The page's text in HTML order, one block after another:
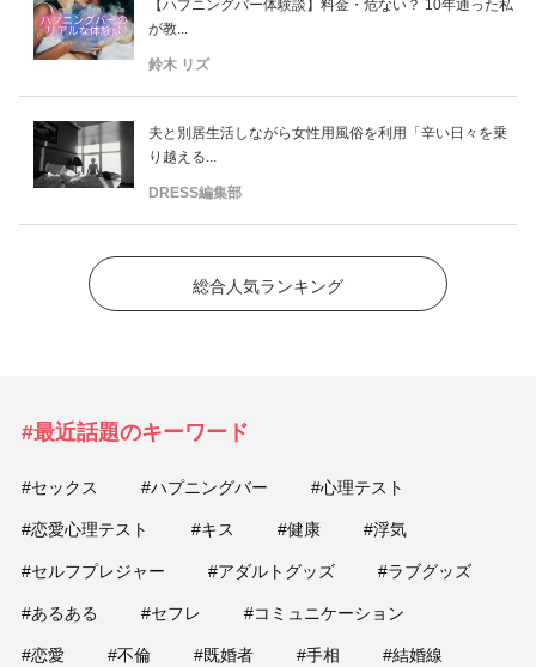
【ハプニングバー体験談】料金・危ない？ 10年通った私
が教...
鈴木 リズ
夫と別居生活しながら女性用風俗を利用「辛い日々を乗
り越える...
DRESS編集部
総合人気ランキング
#最近話題のキーワード
#セックス #ハプニングバー #心理テスト
#恋愛心理テスト #キス #健康 #浮気
#セルフプレジャー #アダルトグッズ #ラブグッズ
#あるある #セフレ #コミュニケーション
#恋愛 #不倫 #既婚者 #手相 #結婚線